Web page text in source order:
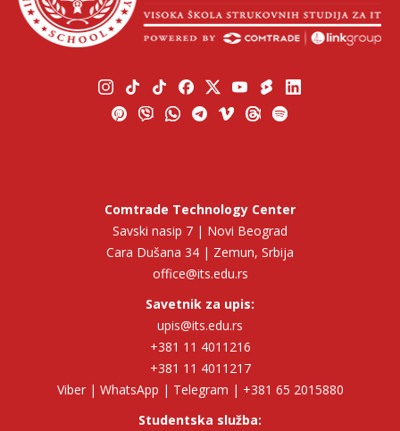
Comtrade Technology Center
Savski nasip 7 | Novi Beograd
Cara Dušana 34 | Zemun, Srbija
office@its.edu.rs
Savetnik za upis:
upis@its.edu.rs
+381 11 4011216
+381 11 4011217
Viber | WhatsApp | Telegram | +381 65 2015880
Studentska služba: